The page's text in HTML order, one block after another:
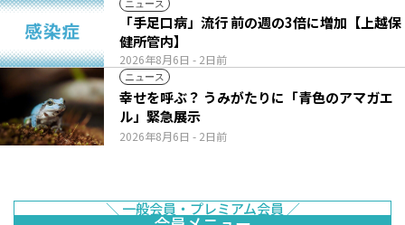
ニュース
2026年8月6日 - 2日前
「手足口病」流行 前の週の3倍に増加【上越保
健所管内】
ニュース
2026年8月6日 - 2日前
幸せを呼ぶ？ うみがたりに「青色のアマガエ
ル」緊急展示